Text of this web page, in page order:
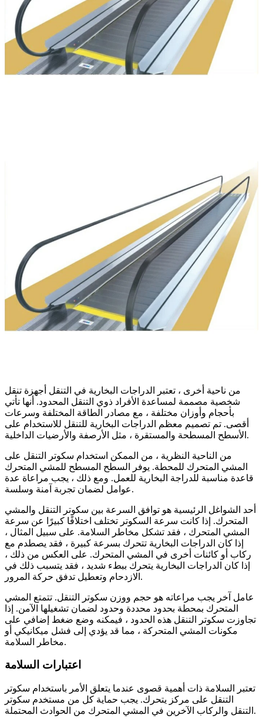
من ناحية أخرى ، تعتبر الدراجات البخارية في التنقل أجهزة تنقل
شخصية مصممة لمساعدة الأفراد ذوي التنقل المحدود. أنها تأتي
بأحجام وأوزان مختلفة ، مع مصادر الطاقة المختلفة وسرعات
أقصى. تم تصميم معظم الدراجات البخارية للتنقل للاستخدام على
الأسطح المسطحة والمستقرة ، مثل الأرصفة والأرضيات الداخلية.
من الناحية النظرية ، من الممكن استخدام سكوتر التنقل على
المشي المتحرك للمحطة. يوفر السطح المسطح للمشي المتحرك
قاعدة مناسبة للدراجة البخارية للعمل. ومع ذلك ، يجب مراعاة عدة
عوامل لضمان تجربة آمنة وسلسة.
أحد الشواغل الرئيسية هو توافق السرعة بين سكوتر التنقل والمشي
المتحرك. إذا كانت سرعة السكوتر تختلف اختلافًا كبيرًا عن سرعة
المشي المتحرك ، فقد تشكل مخاطر السلامة. على سبيل المثال ،
إذا كان الدراجات البخارية تتحرك بسرعة كبيرة ، فقد يصطدم مع
ركاب أو كائنات أخرى في المشي المتحرك. على العكس من ذلك ،
إذا كان الدراجات البخارية يتحرك ببطء شديد ، فقد يتسبب ذلك في
الازدحام وتعطيل تدفق حركة المرور.
عامل آخر يجب مراعاته هو حجم ووزن سكوتر التنقل. تتمتع المشي
المتحرك بمحطة بحدود محددة وحدود لضمان تشغيلها الآمن. إذا
تجاوزت سكوتر التنقل هذه الحدود ، فيمكنه وضع ضغط إضافي على
مكونات المشي المتحركة ، مما قد يؤدي إلى فشل ميكانيكي أو
مخاطر السلامة.
اعتبارات السلامة
تعتبر السلامة ذات أهمية قصوى عندما يتعلق الأمر باستخدام سكوتر
التنقل على مركز يتحرك. يجب حماية كل من مستخدم سكوتر
التنقل والركاب الآخرين في المشي المتحرك من الحوادث المحتملة.